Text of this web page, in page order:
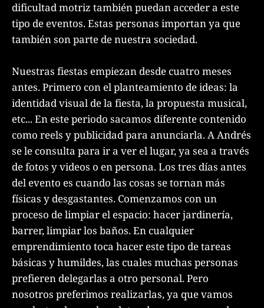
dificultad motriz también puedan acceder a este
tipo de eventos. Estas personas importan ya que
también son parte de nuestra sociedad.
Nuestras fiestas empiezan desde cuatro meses
antes. Primero con el planteamiento de ideas: la
identidad visual de la fiesta, la propuesta musical,
etc... En este periodo sacamos diferente contenido
como reels y publicidad para anunciarla. A Andrés
se le consulta para ir a ver el lugar, ya sea a través
de fotos y videos o en persona. Los tres días antes
del evento es cuando las cosas se tornan más
físicas y desgastantes. Comenzamos con un
proceso de limpiar el espacio: hacer jardinería,
barrer, limpiar los baños. En cualquier
emprendimiento toca hacer este tipo de tareas
básicas y humildes, las cuales muchas personas
prefieren delegarlas a otro personal. Pero
nosotros preferimos realizarlas, ya que vamos